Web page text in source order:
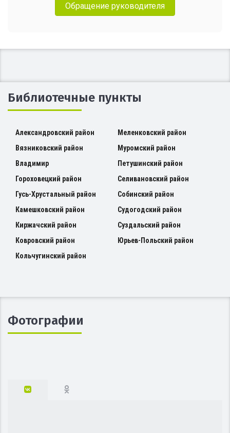
Обращение руководителя
Библиотечные пункты
Александровский район
Вязниковский район
Владимир
Гороховецкий район
Гусь-Хрустальный район
Камешковский район
Киржачский район
Ковровский район
Кольчугинский район
Меленковский район
Муромский район
Петушинский район
Селивановский район
Собинский район
Судогодский район
Суздальский район
Юрьев-Польский район
Фотографии